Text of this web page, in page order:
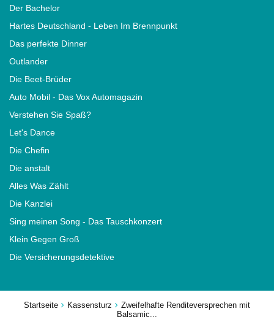
Startseite Kassensturz
Zweifelhafte Renditeversprechen mit
Balsamic...
Der Bachelor
Hartes Deutschland - Leben Im Brennpunkt
Das perfekte Dinner
Outlander
Die Beet-Brüder
Auto Mobil - Das Vox Automagazin
Verstehen Sie Spaß?
Let's Dance
Die Chefin
Die anstalt
Alles Was Zählt
Die Kanzlei
Sing meinen Song - Das Tauschkonzert
Klein Gegen Groß
Die Versicherungsdetektive